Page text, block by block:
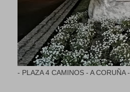
- PLAZA 4 CAMINOS - A CORUÑA -